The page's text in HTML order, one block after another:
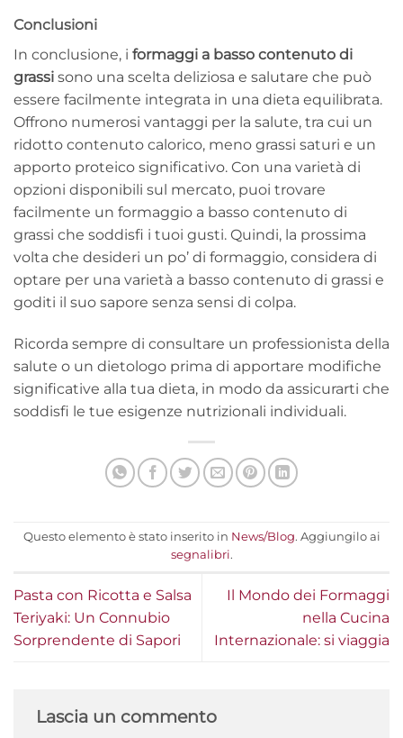
Conclusioni
In conclusione, i formaggi a basso contenuto di
grassi sono una scelta deliziosa e salutare che può
essere facilmente integrata in una dieta equilibrata.
Offrono numerosi vantaggi per la salute, tra cui un
ridotto contenuto calorico, meno grassi saturi e un
apporto proteico significativo. Con una varietà di
opzioni disponibili sul mercato, puoi trovare
facilmente un formaggio a basso contenuto di
grassi che soddisfi i tuoi gusti. Quindi, la prossima
volta che desideri un po’ di formaggio, considera di
optare per una varietà a basso contenuto di grassi e
goditi il suo sapore senza sensi di colpa.
Ricorda sempre di consultare un professionista della
salute o un dietologo prima di apportare modifiche
significative alla tua dieta, in modo da assicurarti che
soddisfi le tue esigenze nutrizionali individuali.
Questo elemento è stato inserito in News/Blog. Aggiungilo ai
segnalibri.
Pasta con Ricotta e Salsa
Teriyaki: Un Connubio
Sorprendente di Sapori
Il Mondo dei Formaggi
nella Cucina
Internazionale: si viaggia
Lascia un commento